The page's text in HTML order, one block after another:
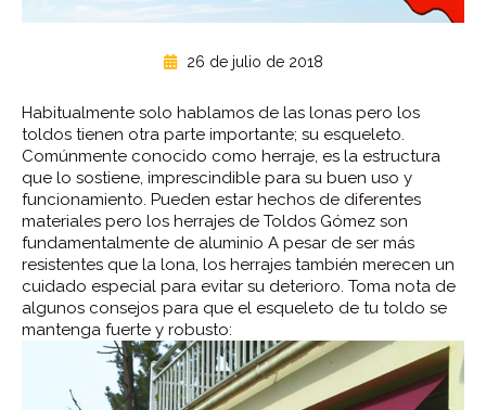
26 de julio de 2018
Habitualmente solo hablamos de las lonas pero los
toldos tienen otra parte importante; su esqueleto.
Comúnmente conocido como herraje, es la estructura
que lo sostiene, imprescindible para su buen uso y
funcionamiento. Pueden estar hechos de diferentes
materiales pero los herrajes de Toldos Gómez son
fundamentalmente de aluminio A pesar de ser más
resistentes que la lona, los herrajes también merecen un
cuidado especial para evitar su deterioro. Toma nota de
algunos consejos para que el esqueleto de tu toldo se
mantenga fuerte y robusto: